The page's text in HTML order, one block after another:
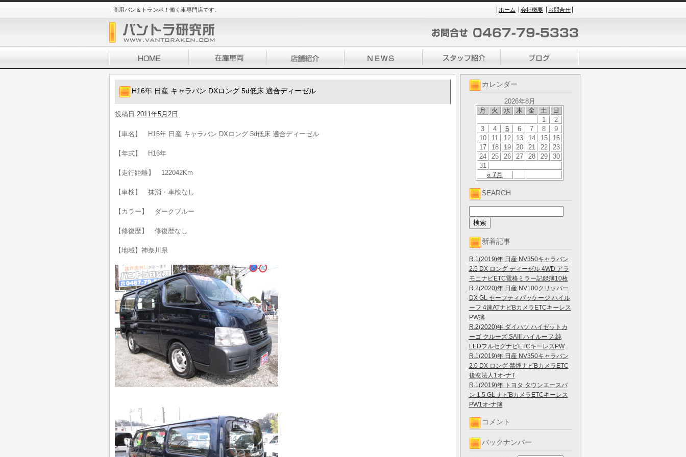
商用バン＆トランポ！働く車専門店です。 ホーム 会社概要 お問合せ
カレンダー
2026年8月
月
火 水 木 金 土 日
« 7月
1
2
3
4 5 6 7 8
9
10
11 12 13 14 15
16
17
18 19 20 21 22
23
24
25 26 27 28 29
30
31
SEARCH
新着記事
R.1(2019)年 日産 NV350キャラバン
2.5 DX ロング ディーゼル 4WD アラ
モニナビETC電格ミラー記録簿10枚
R.2(2020)年 日産 NV100クリッパー
DX GL セーフティパッケージ ハイル
ーフ 4速ATナビBカメラETCキーレス
PW簿
R.2(2020)年 ダイハツ ハイゼットカ
ーゴ クルーズ SAIII ハイルーフ 純
LEDフルセグナビETCキーレスPW
R.1(2019)年 日産 NV350キャラバン
2.0 DX ロング 禁煙ナビBカメラETC
後窓法人1オ-ナT
R.1(2019)年 トヨタ タウンエースバ
ン 1.5 GL ナビBカメラETCキーレス
PW1オ-ナ簿
コメント
バックナンバー
H16年 日産 キャラバン DXロング 5d低床 適合ディーゼル
投稿日 2011年5月2日
【車名】 H16年 日産 キャラバン DXロング 5d低床 適合ディーゼル
【年式】 H16年
【走行距離】 122042Km
【車検】 抹消・車検なし
【カラー】 ダークブルー
【修復歴】 修復歴なし
【地域】神奈川県